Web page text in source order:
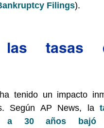
Filings).
las tasas
tenido un impacto
Según AP News, la
a 30 años bajó